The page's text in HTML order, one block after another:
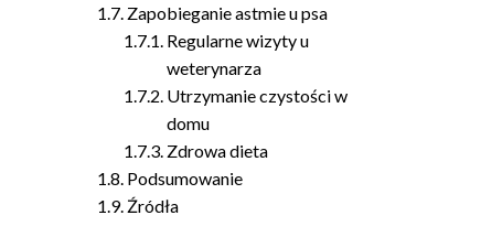
Zapobieganie astmie u psa
Regularne wizyty u
weterynarza
Utrzymanie czystości w
domu
Zdrowa dieta
Podsumowanie
Źródła